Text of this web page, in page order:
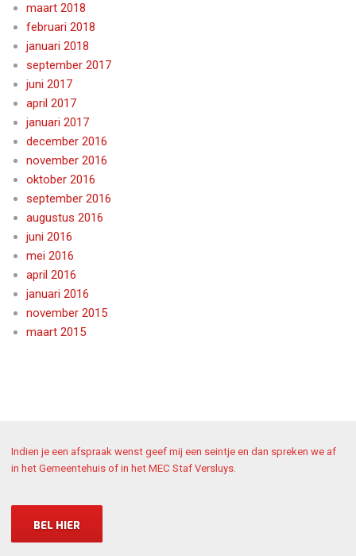
maart 2018
februari 2018
januari 2018
september 2017
juni 2017
april 2017
januari 2017
december 2016
november 2016
oktober 2016
september 2016
augustus 2016
juni 2016
mei 2016
april 2016
januari 2016
november 2015
maart 2015
Indien je een afspraak wenst geef mij een seintje en dan spreken we af
in het Gemeentehuis of in het MEC Staf Versluys.
BEL HIER